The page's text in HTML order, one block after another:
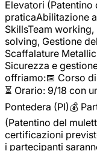
Elevatori
praticaAbilitazione
SkillsTeam
solving, Gestione
Scaffalature
Sicurezza e
offriamo:📅 Corso
⏳ Orario: 9/18 con
Pontedera (PI)💰
(Patentino del
certificazioni
i partecipanti